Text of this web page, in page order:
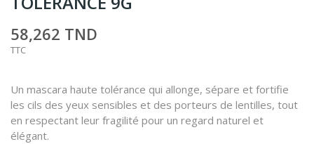
58,262 TND
TTC
Un mascara haute tolérance qui allonge, sépare et fortifie
les cils des yeux sensibles et des porteurs de lentilles, tout
en respectant leur fragilité pour un regard naturel et
élégant.